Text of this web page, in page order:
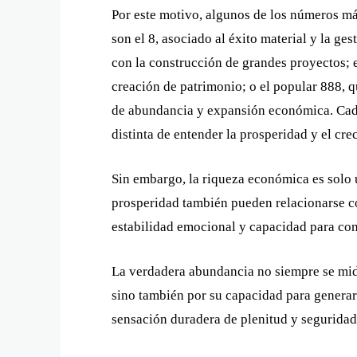
Por este motivo, algunos de los números
son el 8, asociado al éxito material y la
con la construcción de grandes
creación de patrimonio; o el popular 888,
de abundancia y expansión económica.
distinta de entender la prosperidad y el
Sin embargo, la riqueza económica es
prosperidad también pueden relacionarse
estabilidad emocional y capacidad para
La verdadera abundancia no siempre se
sino también por su capacidad para
sensación duradera de plenitud y